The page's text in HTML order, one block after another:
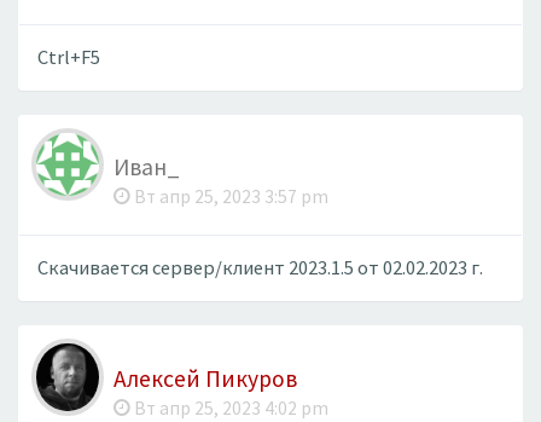
Ctrl+F5
Иван_
Вт апр 25, 2023 3:57 pm
Скачивается сервер/клиент 2023.1.5 от 02.02.2023 г.
Алексей Пикуров
Вт апр 25, 2023 4:02 pm